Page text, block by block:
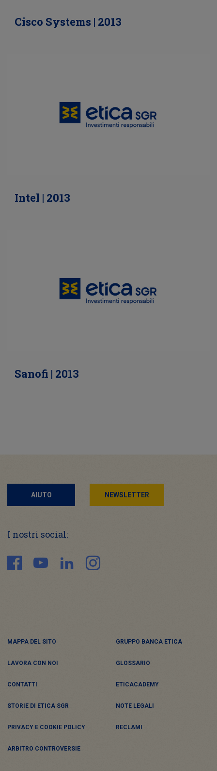
Cisco Systems | 2013
Intel | 2013
Sanofi | 2013
AIUTO NEWSLETTER
I nostri social:
MAPPA DEL SITO GRUPPO BANCA ETICA
LAVORA CON NOI GLOSSARIO
CONTATTI ETICACADEMY
STORIE DI ETICA SGR NOTE LEGALI
PRIVACY E COOKIE POLICY RECLAMI
ARBITRO CONTROVERSIE